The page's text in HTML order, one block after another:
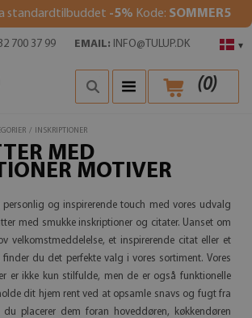
standardtilbuddet -5% Kode: SOMMER5
▾
700 37 99 EMAIL: INFO@TULUP.DK
(0)
/ INSKRIPTIONER
MED
MOTIVER
og inspirerende touch med vores udvalg
med smukke inskriptioner og citater. Uanset om
velkomstmeddelelse, et inspirerende citat eller et
du det perfekte valg i vores sortiment. Vores
er ikke kun stilfulde, men de er også funktionelle
dit hjem rent ved at opsamle snavs og fugt fra
du placerer dem foran hoveddøren, køkkendøren